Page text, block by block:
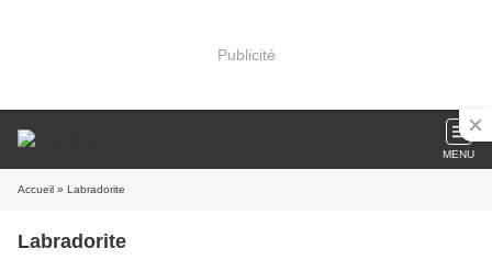
Publicité
MENU
Accueil » Labradorite
Labradorite